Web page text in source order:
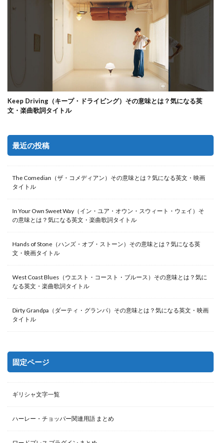
Keep Driving（キープ・ドライビング）その意味とは？気になる英
文・楽曲歌詞タイトル
最近の投稿
The Comedian（ザ・コメディアン）その意味とは？気になる英文・映画
タイトル
In Your Own Sweet Way（イン・ユア・オウン・スウィート・ウェイ）そ
の意味とは？気になる英文・楽曲歌詞タイトル
Hands of Stone（ハンズ・オブ・ストーン）その意味とは？気になる英
文・映画タイトル
West Coast Blues（ウエスト・コースト・ブルース）その意味とは？気に
なる英文・楽曲歌詞タイトル
Dirty Grandpa（ダーティ・グランパ）その意味とは？気になる英文・映画
タイトル
固定ページ
ギリシャ文字一覧
ハーレー・チョッパー関連用語 まとめ